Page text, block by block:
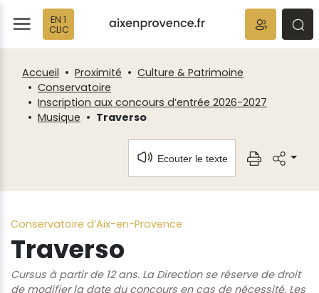
EN 1
CLIC
Accueil Proximité
Culture & Patrimoine
Conservatoire
Inscription aux concours d’entrée 2026-2027
Musique
Traverso
Ecouter le texte
Conservatoire d’Aix-en-Provence
Traverso
Cursus à partir de 12 ans. La Direction se réserve de droit
de modifier la date du concours en cas de nécessité. Les
Fenêtre
de
chat
Panneau de gestion des cookies